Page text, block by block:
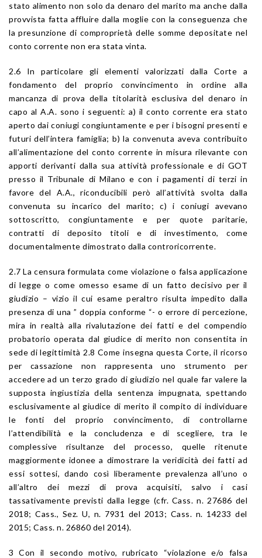
stato alimento non solo da denaro del marito ma anche dalla
provvista fatta affluire dalla moglie con la conseguenza che
la presunzione di comproprietà delle somme depositate nel
conto corrente non era stata vinta.
2.6 In particolare gli elementi valorizzati dalla Corte a
fondamento del proprio convincimento in ordine alla
mancanza di prova della titolarità esclusiva del denaro in
capo al A.A. sono i seguenti: a) il conto corrente era stato
aperto dai coniugi congiuntamente e per i bisogni presenti e
futuri dell’intera famiglia; b) la convenuta aveva contribuito
all’alimentazione del conto corrente in misura rilevante con
apporti derivanti dalla sua attività professionale e di GOT
presso il Tribunale di Milano e con i pagamenti di terzi in
favore del A.A., riconducibili però all’attività svolta dalla
convenuta su incarico del marito; c) i coniugi avevano
sottoscritto, congiuntamente e per quote paritarie,
contratti di deposito titoli e di investimento, come
documentalmente dimostrato dalla controricorrente.
2.7 La censura formulata come violazione o falsa applicazione
di legge o come omesso esame di un fatto decisivo per il
giudizio – vizio il cui esame peraltro risulta impedito dalla
presenza di una ” doppia conforme “- o errore di percezione,
mira in realtà alla rivalutazione dei fatti e del compendio
probatorio operata dal giudice di merito non consentita in
sede di legittimità 2.8 Come insegna questa Corte, il ricorso
per cassazione non rappresenta uno strumento per
accedere ad un terzo grado di giudizio nel quale far valere la
supposta ingiustizia della sentenza impugnata, spettando
esclusivamente al giudice di merito il compito di individuare
le fonti del proprio convincimento, di controllarne
l’attendibilità e la concludenza e di scegliere, tra le
complessive risultanze del processo, quelle ritenute
maggiormente idonee a dimostrare la veridicità dei fatti ad
essi sottesi, dando così liberamente prevalenza all’uno o
all’altro dei mezzi di prova acquisiti, salvo i casi
tassativamente previsti dalla legge (cfr. Cass. n. 27686 del
2018; Cass., Sez. U, n. 7931 del 2013; Cass. n. 14233 del
2015; Cass. n. 26860 del 2014).
3 Con il secondo motivo, rubricato “violazione e/o falsa